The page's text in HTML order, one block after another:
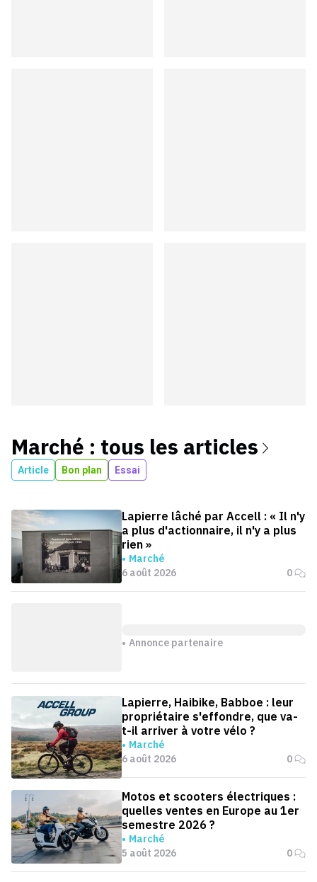
Marché : tous les articles
Article Bon plan Essai
Lapierre lâché par Accell : « Il n'y
a plus d'actionnaire, il n'y a plus
rien »
Marché
6 août 2026
0
Annonce partenaire
Lapierre, Haibike, Babboe : leur
propriétaire s'effondre, que va-
t-il arriver à votre vélo ?
Marché
6 août 2026
0
Motos et scooters électriques :
quelles ventes en Europe au 1er
semestre 2026 ?
Marché
5 août 2026
0